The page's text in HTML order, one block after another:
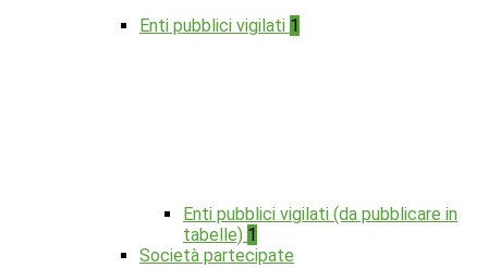
Enti pubblici vigilati 1
Enti pubblici vigilati (da pubblicare in
tabelle) 1
Società partecipate